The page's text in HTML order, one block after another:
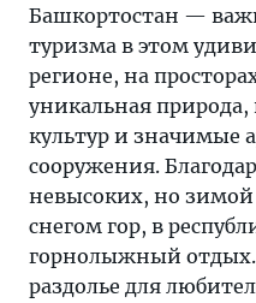
Башкортостан —
туризма в этом
регионе, на
уникальная
культур и значимые
сооружения.
невысоких, но
снегом гор, в
горнолыжный отдых.
раздолье для